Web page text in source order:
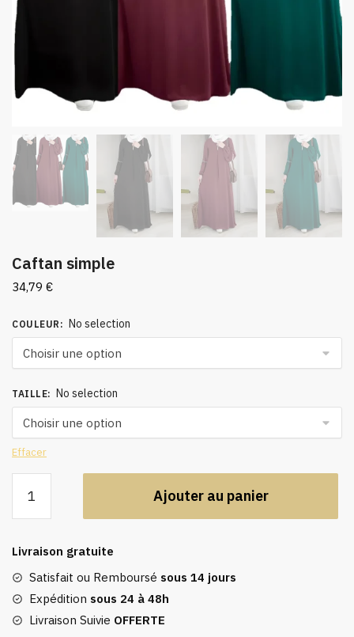
Caftan simple
34,79 €
COULEUR : No selection
TAILLE: No selection
Effacer
Caftan
Ajouter au panier
Livraison gratuite
Satisfait ou Remboursé sous 14 jours
Expédition sous 24 à 48h
Livraison Suivie OFFERTE